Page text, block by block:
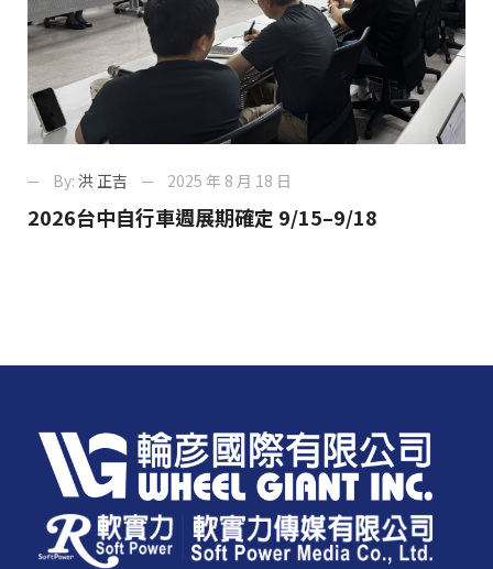
By: 洪 正吉 2025 年 8 月 18 日
2026台中自行車週展期確定 9/15–9/18